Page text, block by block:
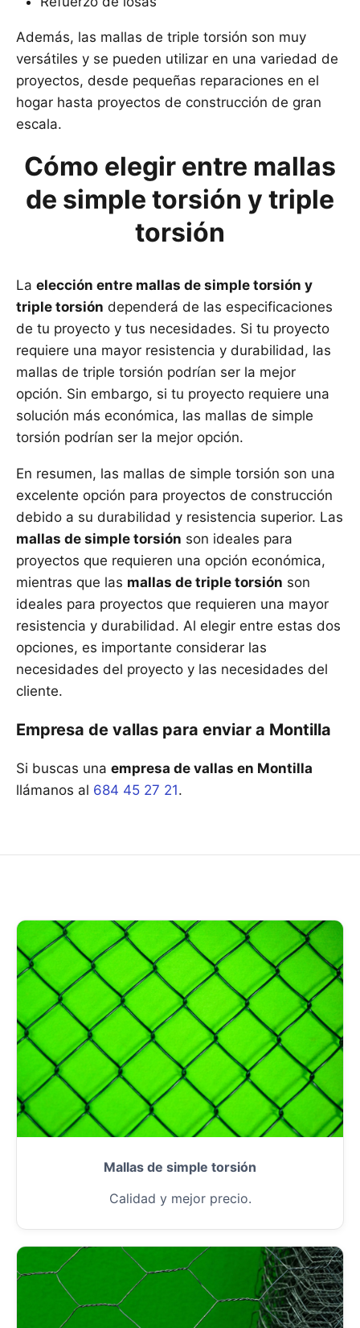
Además, las mallas de triple torsión son muy
versátiles y se pueden utilizar en una variedad de
proyectos, desde pequeñas reparaciones en el
hogar hasta proyectos de construcción de gran
escala.
Cómo elegir entre mallas
de simple torsión y triple
torsión
La elección entre mallas de simple torsión y
triple torsión dependerá de las especificaciones
de tu proyecto y tus necesidades. Si tu proyecto
requiere una mayor resistencia y durabilidad, las
mallas de triple torsión podrían ser la mejor
opción. Sin embargo, si tu proyecto requiere una
solución más económica, las mallas de simple
torsión podrían ser la mejor opción.
En resumen, las mallas de simple torsión son una
excelente opción para proyectos de construcción
debido a su durabilidad y resistencia superior. Las
mallas de simple torsión son ideales para
proyectos que requieren una opción económica,
mientras que las mallas de triple torsión son
ideales para proyectos que requieren una mayor
resistencia y durabilidad. Al elegir entre estas dos
opciones, es importante considerar las
necesidades del proyecto y las necesidades del
cliente.
Empresa de vallas para enviar a Montilla
Si buscas una empresa de vallas en Montilla
llámanos al 684 45 27 21.
Mallas de simple torsión
Calidad y mejor precio.